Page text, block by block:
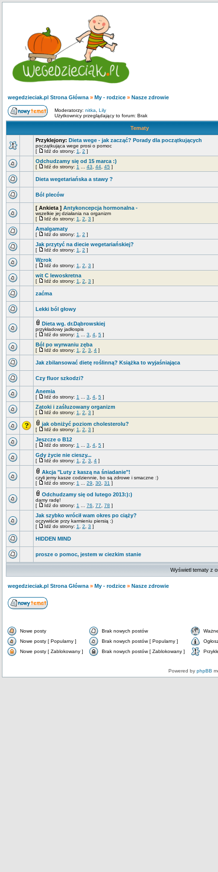
wegedzieciak.pl Strona Główna » My - rodzice » Nasze zdrowie
Moderatorzy: nitka
Lily
Użytkownicy przeglądający to forum: Brak
Tematy
Przyklejony: Dieta wege - jak zacząć? Porady dla początkujących
początkująca wege prosi o pomoc
[
Idź do strony: 1 2 ]
Odchudzamy się od 15 marca :)
[ Idź do strony: 1 43 44 45 ]
Dieta wegetariańska a stawy ?
Ból pleców
[ Ankieta ] Antykoncepcja hormonalna -
wszelkie jej działania na organizm
[
Idź do strony: 1 2 3 ]
Amalgamaty
[ Idź do strony: 1 2 ]
Jak przytyć na diecie wegetariańskiej?
[ Idź do strony: 1 2 ]
Wzrok
[ Idź do strony: 1 2 3 ]
wit C lewoskretna
[ Idź do strony: 1 2 3 ]
zaćma
Lekki ból głowy
Dieta wg. dr.Dąbrowskiej
przykładowy jadłospis
[
Idź do strony: 1 3 4 5 ]
Ból po wyrwaniu zęba
[ Idź do strony: 1 2 3 4 ]
Jak zbilansować dietę roślinną? Książka to wyjaśniająca
Czy fluor szkodzi?
Anemia
[ Idź do strony: 1 3 4 5 ]
Zatoki i zaśluzowany organizm
[ Idź do strony: 1 2 3 ]
jak obniżyć poziom cholesterolu?
[ Idź do strony: 1 2 3 ]
Jeszcze o B12
[ Idź do strony: 1 3 4 5 ]
Gdy życie nie cieszy...
[ Idź do strony: 1 2 3 4 ]
Akcja "Luty z kaszą na śniadanie"!
czyli jemy kasze codziennie, bo są zdrowe i smaczne :)
[
Idź do strony: 1 29 30 31 ]
Odchudzamy się od lutego 2013:):)
damy radę!
[
Idź do strony: 1 76 77 78 ]
Jak szybko wrócił wam okres po ciąży?
oczywiście przy karmieniu piersią :)
[
Idź do strony: 1 2 3 ]
HIDDEN MIND
prosze o pomoc, jestem w ciezkim stanie
Wyświetl tematy z
wegedzieciak.pl Strona Główna » My - rodzice » Nasze zdrowie
Nowe posty Brak nowych postów
Nowe posty [ Popularny ]
Brak nowych postów [ Popularny ]
Nowe posty [ Zablokowany ]
Brak nowych postów [ Zablokowany ]
Powered by phpBB